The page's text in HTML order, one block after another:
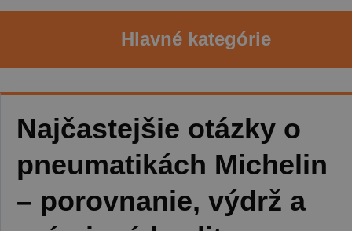
Hlavné kategórie
Najčastejšie otázky o
pneumatikách Michelin
– porovnanie, výdrž a